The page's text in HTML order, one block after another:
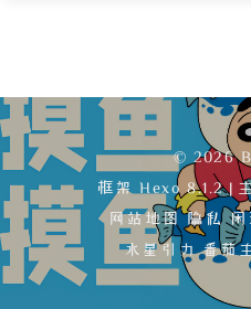
© 2026
框架Hexo 8.1.2 |
网站地图
隐私 闲
水星引力 番茄